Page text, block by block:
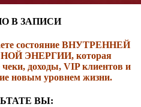
В ЗАПИСИ
состояние ВНУТРЕННЕЙ
ЭНЕРГИИ, которая
доходы, VIP клиентов и
новым уровнем жизни.
ВЫ: